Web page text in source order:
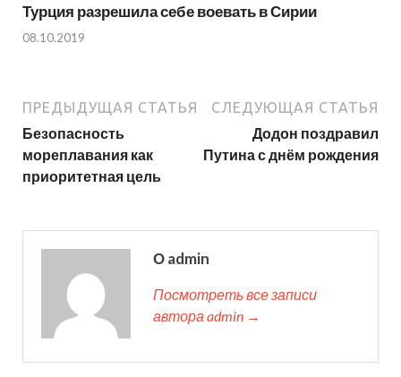
Турция разрешила себе воевать в Сирии
08.10.2019
ПРЕДЫДУЩАЯ СТАТЬЯ
Безопасность
мореплавания как
приоритетная цель
СЛЕДУЮЩАЯ СТАТЬЯ
Додон поздравил
Путина с днём рождения
О admin
Посмотреть все записи
автора admin →